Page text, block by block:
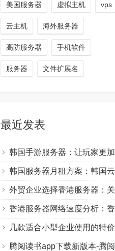
美国服务器 虚拟主机 vps
云主机 海外服务器
高防服务器 手机软件
服务器 文件扩展名
最近发表
韩国手游服务器：让玩家更加沉浸于游戏的世界中
韩国服务器月租方案：韩国云服务器价格与优势一览
外贸企业选择香港服务器：关键因素与技巧分享
香港服务器网络速度分析：香港云服务器真的慢吗？
几款适合小型企业使用的特价香港服务器配置推荐
腾阅读书app下载新版本-腾阅读书正式版安卓手机版下载